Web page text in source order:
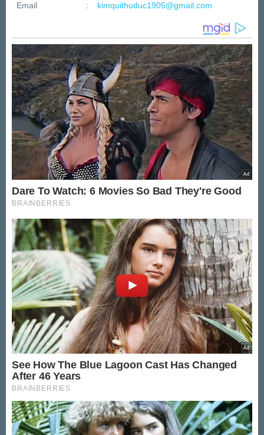
Email
: kimquithuduc1905@gmail.com